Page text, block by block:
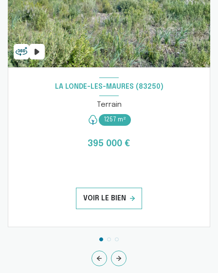
LA LONDE-LES-MAURES (83250)
Terrain
1257 m²
395 000 €
VOIR LE BIEN